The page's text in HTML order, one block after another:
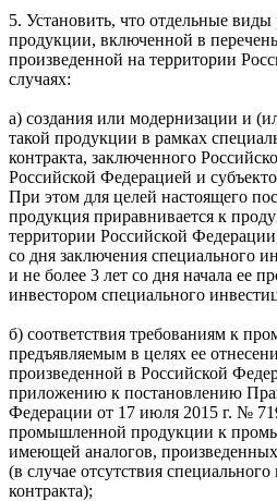
5. Установить, что отдельные
продукции, включенной в
произведенной на территории
случаях:
а) создания или модернизации и
такой продукции в рамках
контракта, заключенного
Российской Федерацией и
При этом для целей настоящего
продукция приравнивается к
территории Российской
со дня заключения специального
и не более 3 лет со дня начала ее
инвестором специального
б) соответствия требованиям к
предъявляемым в целях ее
произведенной в Российской
приложению к постановлению
Федерации от 17 июля 2015 г. №
промышленной продукции к
имеющей аналогов,
(в случае отсутствия
контракта);